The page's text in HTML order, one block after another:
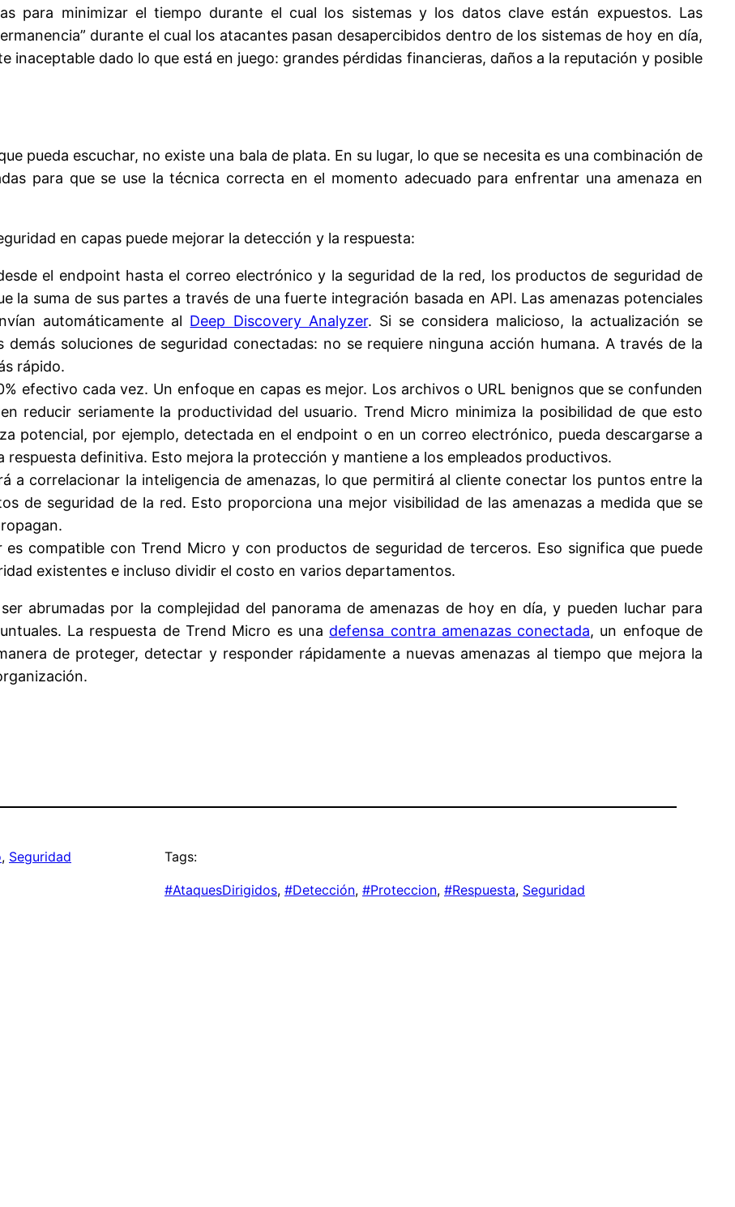
para minimizar el tiempo durante el cual los sistemas y los datos clave están expuestos. Las
durante el cual los atacantes pasan desapercibidos dentro de los sistemas de hoy en día,
inaceptable dado lo que está en juego: grandes pérdidas financieras, daños a la reputación y posible
pueda escuchar, no existe una bala de plata. En su lugar, lo que se necesita es una combinación de
para que se use la técnica correcta en el momento adecuado para enfrentar una amenaza en
en capas puede mejorar la detección y la respuesta:
el endpoint hasta el correo electrónico y la seguridad de la red, los productos de seguridad de
la suma de sus partes a través de una fuerte integración basada en API. Las amenazas potenciales
automáticamente al Deep Discovery Analyzer. Si se considera malicioso, la actualización se
soluciones de seguridad conectadas: no se requiere ninguna acción humana. A través de la
rápido.
efectivo cada vez. Un enfoque en capas es mejor. Los archivos o URL benignos que se confunden
reducir seriamente la productividad del usuario. Trend Micro minimiza la posibilidad de que esto
potencial, por ejemplo, detectada en el endpoint o en un correo electrónico, pueda descargarse a
respuesta definitiva. Esto mejora la protección y mantiene a los empleados productivos.
a correlacionar la inteligencia de amenazas, lo que permitirá al cliente conectar los puntos entre la
de seguridad de la red. Esto proporciona una mejor visibilidad de las amenazas a medida que se
es compatible con Trend Micro y con productos de seguridad de terceros. Eso significa que puede
existentes e incluso dividir el costo en varios departamentos.
abrumadas por la complejidad del panorama de amenazas de hoy en día, y pueden luchar para
La respuesta de Trend Micro es una defensa contra amenazas conectada, un enfoque de
de proteger, detectar y responder rápidamente a nuevas amenazas al tiempo que mejora la
, Seguridad Tags:
#AtaquesDirigidos, #Detección, #Proteccion, #Respuesta, Seguridad